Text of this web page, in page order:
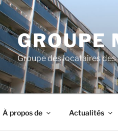
GROUPE
Groupe des locataires
À propos de Actualités